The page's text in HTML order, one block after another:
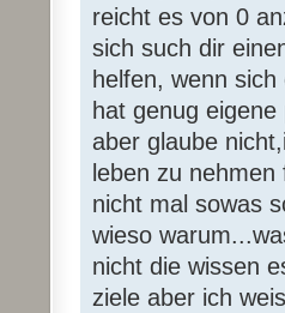
reicht es von 0
sich such dir
helfen, wenn
hat genug
aber glaube
leben zu
nicht mal sowas
wieso
nicht die wissen
ziele aber ich